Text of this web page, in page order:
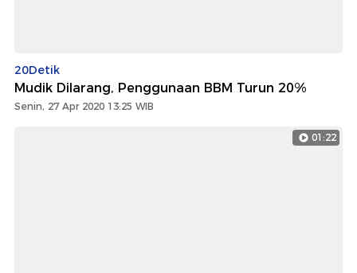
20Detik
Mudik Dilarang, Penggunaan BBM Turun 20%
Senin, 27 Apr 2020 13:25 WIB
01:22